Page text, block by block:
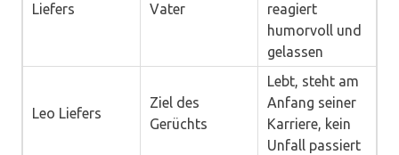
Liefers
Vater
reagiert
humorvoll und
gelassen
Leo Liefers
Ziel des
Gerüchts
Lebt, steht am
Anfang seiner
Karriere, kein
Unfall passiert